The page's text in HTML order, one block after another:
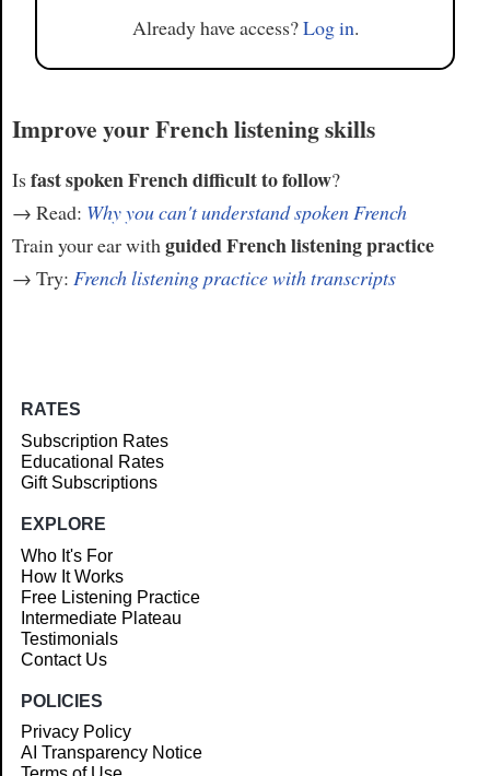
Already have access?Log in.
Improve your French listening skills
Isfast spoken French difficult to follow?
→ Read: Why you can't understand spoken French
Train your ear with guided French listening practice
→ Try: French listening practice with transcripts
RATES
Subscription Rates
Educational Rates
Gift Subscriptions
EXPLORE
Who It's For
How It Works
Free Listening Practice
Intermediate Plateau
Testimonials
Contact Us
POLICIES
Privacy Policy
AI Transparency Notice